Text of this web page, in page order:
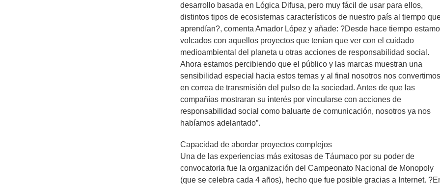
desarrollo basada en Lógica Difusa, pero muy fácil de usar para ellos,
distintos tipos de ecosistemas característicos de nuestro país al tiempo
aprendían?, comenta Amador López y añade: ?Desde hace tiempo
volcados con aquellos proyectos que tenían que ver con el cuidado
medioambiental del planeta u otras acciones de responsabilidad social.
Ahora estamos percibiendo que el público y las marcas muestran una
sensibilidad especial hacia estos temas y al final nosotros nos convertimos
en correa de transmisión del pulso de la sociedad. Antes de que las
compañías mostraran su interés por vincularse con acciones de
responsabilidad social como baluarte de comunicación, nosotros ya nos
habíamos adelantado”.
Capacidad de abordar proyectos complejos
Una de las experiencias más exitosas de Táumaco por su poder de
convocatoria fue la organización del Campeonato Nacional de Monopoly
(que se celebra cada 4 años), hecho que fue posible gracias a Internet.